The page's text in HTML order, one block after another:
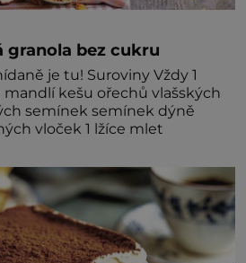
granola bez cukru
Suroviny Vždy 1
kešu ořechů vlašských
semínek semínek dýně
vloček 1 lžíce mlet